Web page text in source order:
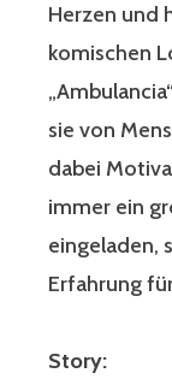
Herzen und
komischen
sie von
dabei
immer ein
eingeladen,
Erfahrung
Story: